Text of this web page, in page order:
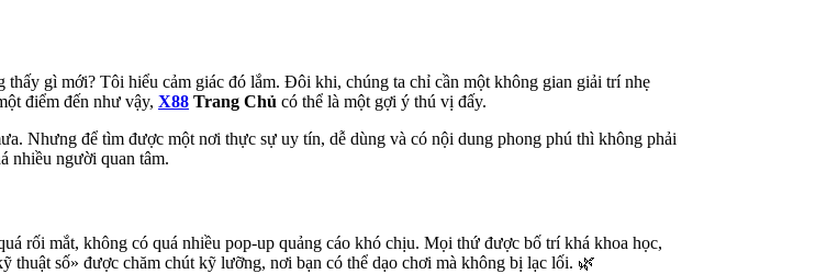
gì mới? Tôi hiểu cảm giác đó lắm. Đôi khi, chúng ta chỉ cần một không gian giải trí nhẹ
điểm đến như vậy, X88 Trang Chủ có thể là một gợi ý thú vị đấy.
Nhưng để tìm được một nơi thực sự uy tín, dễ dùng và có nội dung phong phú thì không phải
nhiều người quan tâm.
rối mắt, không có quá nhiều pop-up quảng cáo khó chịu. Mọi thứ được bố trí khá khoa học,
số» được chăm chút kỹ lưỡng, nơi bạn có thể dạo chơi mà không bị lạc lối. 🌿